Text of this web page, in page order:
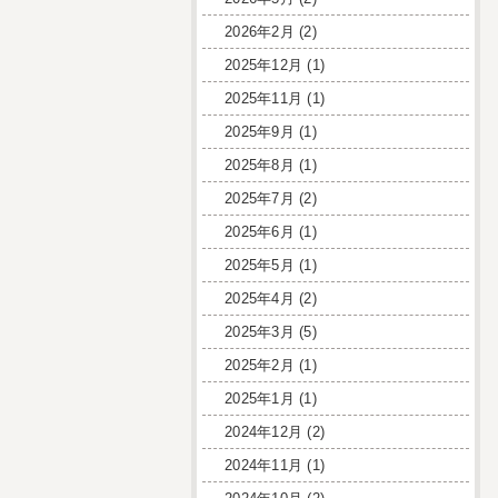
2026年2月 (2)
2025年12月 (1)
2025年11月 (1)
2025年9月 (1)
2025年8月 (1)
2025年7月 (2)
2025年6月 (1)
2025年5月 (1)
2025年4月 (2)
2025年3月 (5)
2025年2月 (1)
2025年1月 (1)
2024年12月 (2)
2024年11月 (1)